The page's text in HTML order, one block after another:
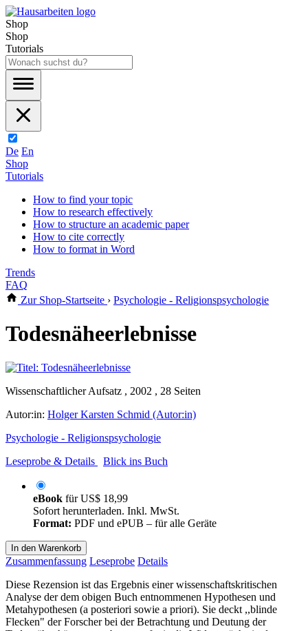
Shop
Shop
Tutorials
De En
Shop
Tutorials
How to find your topic
How to research effectively
How to structure an academic paper
How to cite correctly
How to format in Word
Trends
FAQ
Zur Shop-Startseite › Psychologie - Religionspsychologie
Todesnäheerlebnisse
Wissenschaftlicher Aufsatz , 2002 , 28 Seiten
Autor:in: Holger Karsten Schmid (Autor:in)
Psychologie - Religionspsychologie
Leseprobe & Details
Blick ins Buch
eBook fürUS$ 18,99
Sofort herunterladen. Inkl. MwSt.
Format: PDF und ePUB – für alle Geräte
In den Warenkorb
Zusammenfassung Leseprobe Details
Diese Rezension ist das Ergebnis einer wissenschaftskritischen
Analyse der dem obigen Buch entnommenen Hypothesen und
Metahypothesen (a posteriori sowie a priori). Sie deckt ,,blinde
Flecken" der Forscher bei der Betrachtung und Deutung der